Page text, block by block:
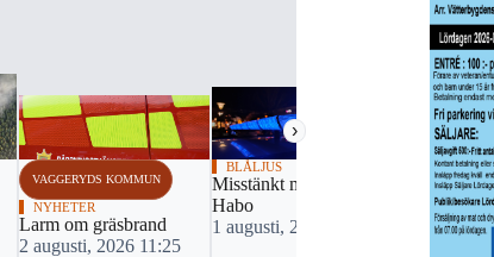
›
VAGGERYDS KOMMUN
NYHETER
Larm om gräsbrand
2 augusti, 2026 11:25
BLÅLJUS
Misstänkt mordbrand i
Habo
1 augusti, 2026 08:18